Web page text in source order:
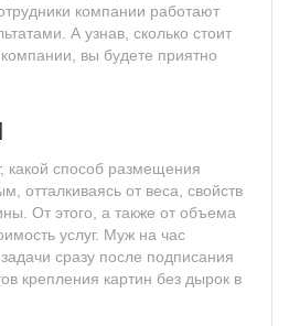
компании работают
А узнав, сколько стоит
вы будете приятно
какой способ размещения
отталкиваясь от веса, свойств
От этого, а также от объема
услуг. Муж на час
сразу после подписания
крепления картин без дырок в